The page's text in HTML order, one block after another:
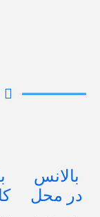
بالانس
در محل